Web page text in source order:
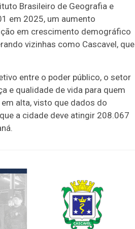
Brasileiro de Geografia e
em 2025, um aumento
em crescimento demográfico
vizinhas como Cascavel, que
entre o poder público, o setor
e qualidade de vida para quem
alta, visto que dados do
a cidade deve atingir 208.067